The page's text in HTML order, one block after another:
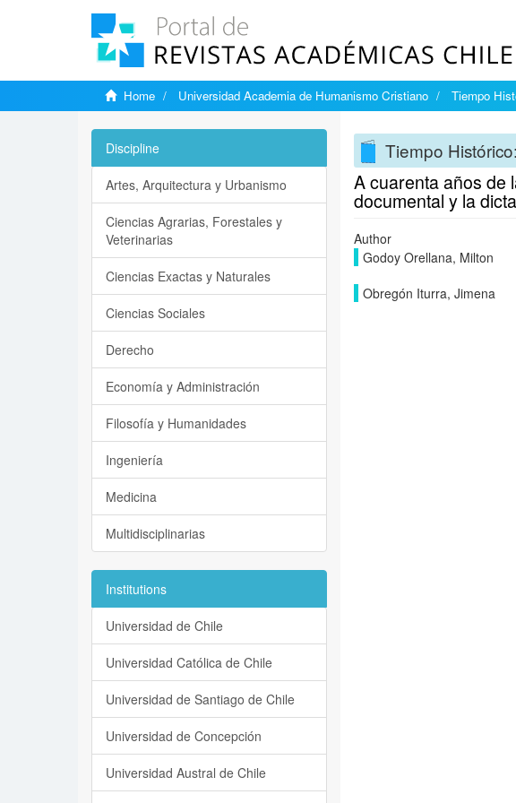
Home Universidad Academia de Humanismo Cristiano Tiempo
Tiempo
A cuarenta años de
documental y la
Author
Godoy Orellana, Milton
Obregón Iturra, Jimena
Discipline
Artes, Arquitectura y Urbanismo
Ciencias Agrarias, Forestales y
Veterinarias
Ciencias Exactas y Naturales
Ciencias Sociales
Derecho
Economía y Administración
Filosofía y Humanidades
Ingeniería
Medicina
Multidisciplinarias
Institutions
Universidad de Chile
Universidad Católica de Chile
Universidad de Santiago de Chile
Universidad de Concepción
Universidad Austral de Chile